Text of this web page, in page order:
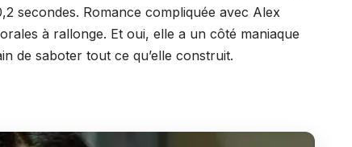
secondes. Romance compliquée avec Alex
à rallonge. Et oui, elle a un côté maniaque
de saboter tout ce qu’elle construit.